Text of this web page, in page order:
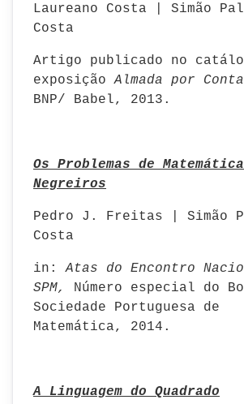
Laureano Costa | Simão
Costa
Artigo publicado no
exposiçãoAlmada por
BNP/ Babel, 2013.
Os Problemas de
Negreiros
Pedro J. Freitas | Simão
Costa
in:Atas do Encontro
SPM,
Número especial do
Sociedade Portuguesa de
Matemática,
2014.
A Linguagem do Quadrado